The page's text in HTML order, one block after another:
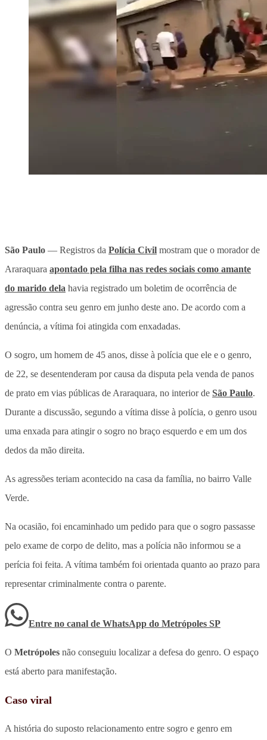
São Paulo — Registros da Polícia Civil mostram que o morador de
Araraquara apontado pela filha nas redes sociais como amante
do marido dela havia registrado um boletim de ocorrência de
agressão contra seu genro em junho deste ano. De acordo com a
denúncia, a vítima foi atingida com enxadadas.
O sogro, um homem de 45 anos, disse à polícia que ele e o genro,
de 22, se desentenderam por causa da disputa pela venda de panos
de prato em vias públicas de Araraquara, no interior de São Paulo.
Durante a discussão, segundo a vítima disse à polícia, o genro usou
uma enxada para atingir o sogro no braço esquerdo e em um dos
dedos da mão direita.
As agressões teriam acontecido na casa da família, no bairro Valle
Verde.
Na ocasião, foi encaminhado um pedido para que o sogro passasse
pelo exame de corpo de delito, mas a polícia não informou se a
perícia foi feita. A vítima também foi orientada quanto ao prazo para
representar criminalmente contra o parente.
Entre no canal de WhatsApp do Metrópoles SP
O Metrópoles não conseguiu localizar a defesa do genro. O espaço
está aberto para manifestação.
Caso viral
A história do suposto relacionamento entre sogro e genro em